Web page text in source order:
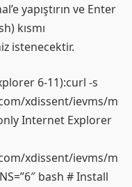
yapıştırın ve Enter
kısmı
istenecektir.
6-11):curl -s
xdissent/ievms/m
Internet Explorer
xdissent/ievms/m
bash # Install